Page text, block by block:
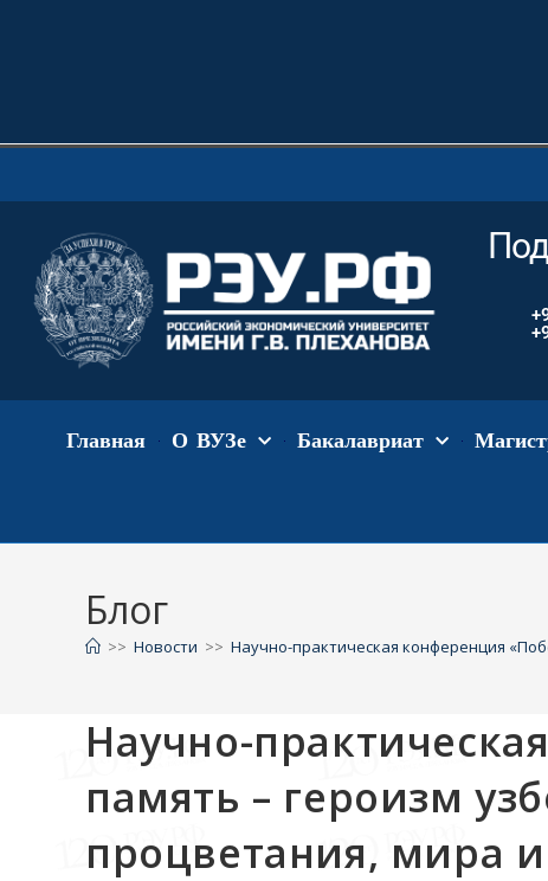
Главная О ВУЗе Бакалавриат
Блог
>> Новости >> Научно-практическая конференция
Научно-
память – героизм
процветания, мира